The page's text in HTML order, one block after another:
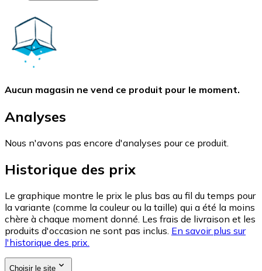
Aucun magasin ne vend ce produit pour le moment.
Analyses
Nous n'avons pas encore d'analyses pour ce produit.
Historique des prix
Le graphique montre le prix le plus bas au fil du temps pour
la variante (comme la couleur ou la taille) qui a été la moins
chère à chaque moment donné. Les frais de livraison et les
produits d'occasion ne sont pas inclus. En savoir plus sur
l'historique des prix.
Choisir le site